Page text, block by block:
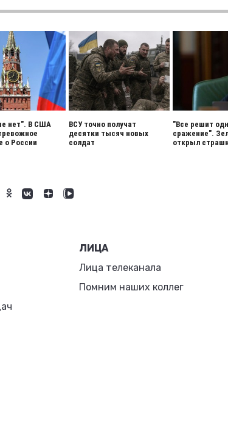
нет". В США
о России
ВСУ точно получат
десятки тысяч новых
солдат
"Все решит
сражение".
открыл
ЛИЦА
Лица телеканала
Помним наших коллег